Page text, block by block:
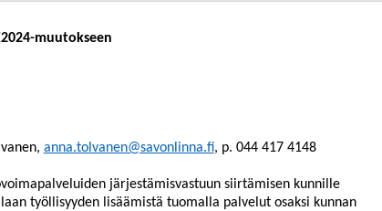
muutokseen
anna.tolvanen@savonlinna.fi, p. 044 417 4148
järjestämisvastuun siirtämisen kunnille
työllisyyden lisäämistä tuomalla palvelut osaksi kunnan